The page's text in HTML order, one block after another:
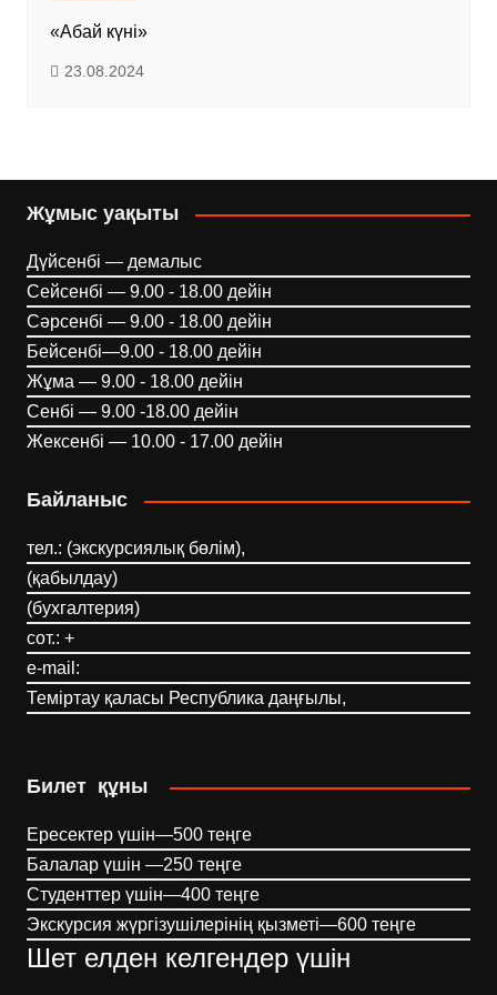
«Абай күні»
23.08.2024
Жұмыс уақыты
Дүйсенбі — демалыс
Сейсенбі — 9.00 - 18.00 дейін
Сәрсенбі — 9.00 - 18.00 дейін
Бейсенбі—9.00 - 18.00 дейін
Жұма — 9.00 - 18.00 дейін
Сенбі — 9.00 -18.00 дейін
Жексенбі — 10.00 - 17.00 дейін
Байланыс
тел.: (экскурсиялық бөлім),
(қабылдау)
(бухгалтерия)
сот.: +
e-mail:
Теміртау қаласы Республика даңғылы,
Билет құны
Ересектер үшін—500 теңге
Балалар үшін —250 теңге
Студенттер үшін—400 теңге
Экскурсия жүргізушілерінің қызметі—600 теңге
Шет елден келгендер үшін